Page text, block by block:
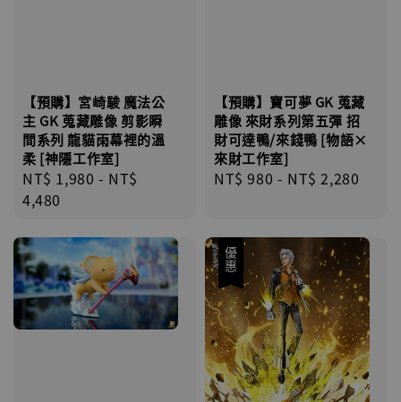
【預購】宮崎駿 魔法公
主 GK 蒐藏雕像 剪影瞬
間系列 龍貓雨幕裡的溫
柔 [神隱工作室]
Regular
price
NT$ 1,980 - NT$
4,480
【預購】寶可夢 GK 蒐藏
雕像 來財系列第五彈 招
財可達鴨/來錢鴨 [物語×
來財工作室]
Regular
NT$ 980 - NT$ 2,280
優惠